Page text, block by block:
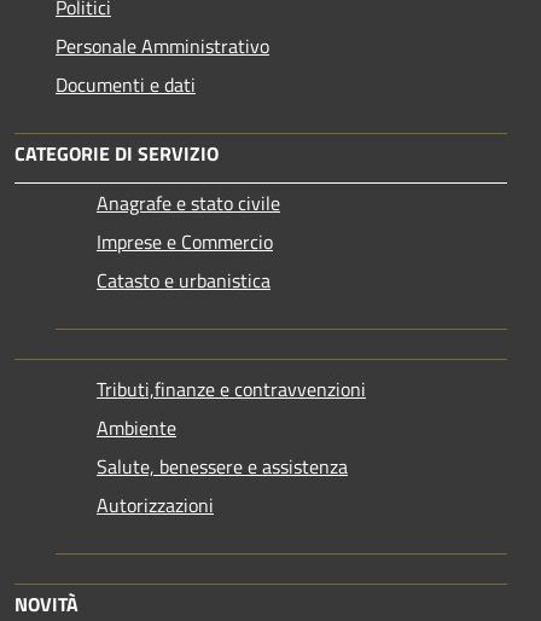
Politici
Personale Amministrativo
Documenti e dati
CATEGORIE DI SERVIZIO
Anagrafe e stato civile
Imprese e Commercio
Catasto e urbanistica
Tributi,finanze e contravvenzioni
Ambiente
Salute, benessere e assistenza
Autorizzazioni
NOVITÀ